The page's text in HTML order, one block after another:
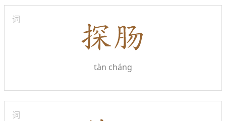
词
tàn cháng
词